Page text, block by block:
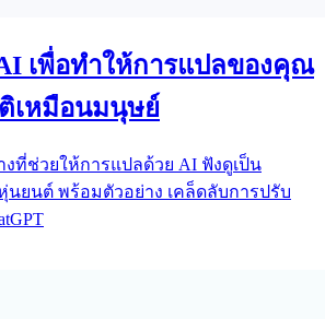
เพื่อทำให้การแปลของคุณ
เหมือนมนุษย์
ที่ช่วยให้การแปลด้วย AI ฟังดูเป็น
นยนต์ พร้อมตัวอย่าง เคล็ดลับการปรับ